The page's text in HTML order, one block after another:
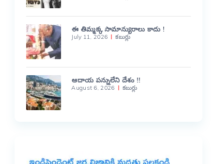
ఈ తిమ్మక్క సామాన్యురాలు కాదు !
July 11, 2026 కబుర్లు
ఆదాయ పన్నులేని దేశం !!
August 6, 2026 కబుర్లు